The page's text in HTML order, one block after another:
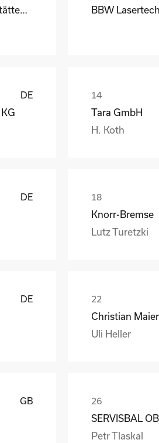
Wolfsteiner Werkstätten, Außenstelle Industriemo
BBW
DE
Tara GmbH
H. Koth
DE
Knorr-Bremse
Lutz Turetzki
DE
Uli Heller
GB
SERVISBAL
Petr Tlaskal